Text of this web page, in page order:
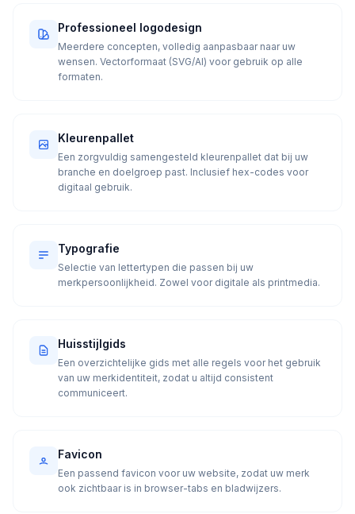
Professioneel logodesign
Meerdere concepten, volledig aanpasbaar naar uw
wensen. Vectorformaat (SVG/AI) voor gebruik op alle
formaten.
Kleurenpallet
Een zorgvuldig samengesteld kleurenpallet dat bij uw
branche en doelgroep past. Inclusief hex-codes voor
digitaal gebruik.
Typografie
Selectie van lettertypen die passen bij uw
merkpersoonlijkheid. Zowel voor digitale als printmedia.
Huisstijlgids
Een overzichtelijke gids met alle regels voor het gebruik
van uw merkidentiteit, zodat u altijd consistent
communiceert.
Favicon
Een passend favicon voor uw website, zodat uw merk
ook zichtbaar is in browser-tabs en bladwijzers.